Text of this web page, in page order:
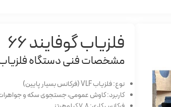
فلزیاب گوفایند 66
مشخصات فنی دستگاه
نوع: فلزیاب VLF (فرکانس بسیار پایین)
کاربرد: کاوش عمومی، جستجوی سکه و